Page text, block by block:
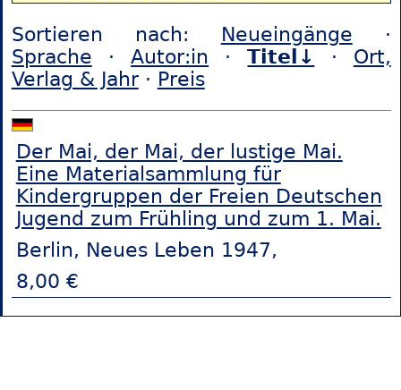
Sortieren nach: Neueingänge ·
Sprache ·Autor:in ·Titel↓ · Ort,
Verlag & Jahr· Preis
Der Mai, der Mai, der lustige Mai.
Eine Materialsammlung für
Kindergruppen der Freien Deutschen
Jugend zum Frühling und zum 1. Mai.
Berlin, Neues Leben 1947,
8,00 €